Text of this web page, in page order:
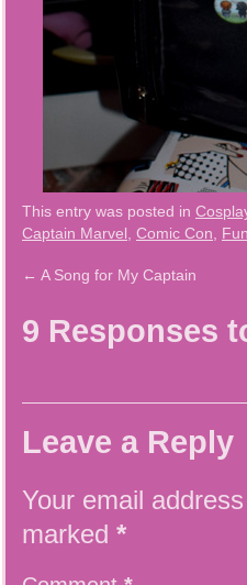
This entry was posted in
Captain Marvel Comic Con
← A Song for My Captain
9 Responses
Leave a Reply
Your email
marked *